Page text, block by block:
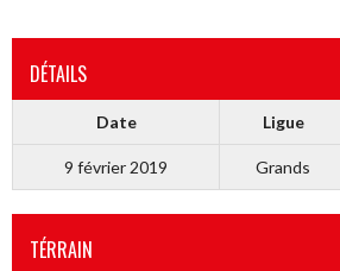
DÉTAILS
Date Ligue
9 février 2019 Grands
TÉRRAIN